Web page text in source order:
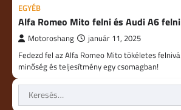
EGYÉB
Alfa Romeo Mito felni és Audi A6 felni
Motoroshang január 11, 2025
Fedezd fel az Alfa Romeo Mito tökéletes
minőség és teljesítmény egy csomagban!
Keresés: